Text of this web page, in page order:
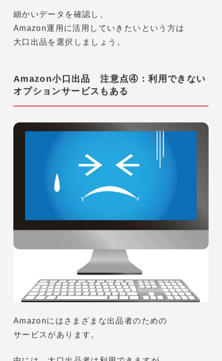
Amazonではビジネスレポートといって
なんです。
細かいデータを確認し、
Amazon運用に活用していきたいという方は
Amazon小口出品 注意点④：利用できない
オプションサービスもある